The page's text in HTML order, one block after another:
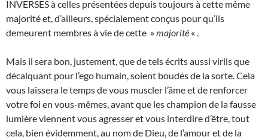
INVERSES à celles présentées depuis toujours à cette même
majorité et, d’ailleurs, spécialement conçus pour qu’ils
demeurent membres à vie de cette »majorité « .
Mais il sera bon, justement, que de tels écrits aussi virils que
décalquant pour l’ego humain, soient boudés de la sorte. Cela
vous laissera le temps de vous muscler l’âme et de renforcer
votre foi en vous-mêmes, avant que les champion de la fausse
lumière viennent vous agresser et vous interdire d’être, tout
cela, bien évidemment, au nom de Dieu, de l’amour et de la